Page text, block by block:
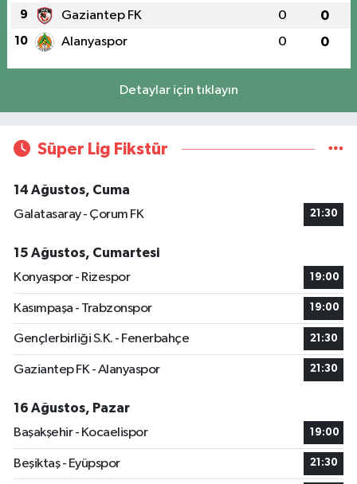
9 Gaziantep FK 0 0
10 Alanyaspor 0 0
Detaylar için tıklayın
Süper Lig Fikstür
14 Ağustos, Cuma
Galatasaray - Çorum FK
21:30
15 Ağustos, Cumartesi
Konyaspor - Rizespor
19:00
Kasımpaşa - Trabzonspor 19:00
Gençlerbirliği S.K. - Fenerbahçe 21:30
Gaziantep FK - Alanyaspor 21:30
16 Ağustos, Pazar
Başakşehir - Kocaelispor
19:00
Beşiktaş - Eyüpspor 21:30